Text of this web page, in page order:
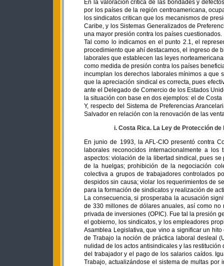
En la valoración crítica de las bondades y
por los países de la región centroamericana,
los sindicatos critican que los mecanismos de
Caribe, y los Sistemas Generalizados de
una mayor presión contra los países cuestionados.
Tal como lo indicamos en el punto 2.1, el
procedimiento que ahí destacamos, el ingreso de
laborales que establecen las leyes
como medida de presión contra los países
incumplan los derechos laborales mínimos a que
que la apreciación sindical es correcta, pues
ante el Delegado de Comercio de los Estados
la situación con base en dos ejemplos: el de
Y, respecto del Sistema de Preferencias
Salvador en relación con la renovación de las
i. Costa Rica. La Ley de Protección
En junio de 1993, la AFL-CIO presentó contra
laborales reconocidos internacionalmente a
aspectos: violación de la libertad sindical, pues
de la huelgas; prohibición de la negociación
colectiva a grupos de trabajadores controlados
despidos sin causa; violar los requerimientos de
para la formación de sindicatos y realización de
La consecuencia, si prosperaba la acusación
de 330 millones de dólares anuales, así como
privada de inversiones (OPIC). Fue tal la presión
el gobierno, los sindicatos, y los empleadores
Asamblea Legislativa, que vino a significar un
de Trabajo la noción de práctica laboral desleal
nulidad de los actos antisindicales y las
del trabajador y el pago de los salarios caídos.
Trabajo, actualizándose el sistema de multas